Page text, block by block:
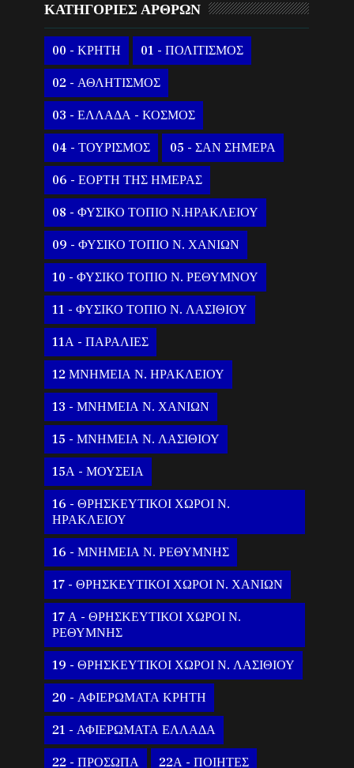
ΚΑΤΗΓΟΡΙΕΣ ΑΡΘΡΩΝ
00 - ΚΡΗΤΗ 01 - ΠΟΛΙΤΙΣΜΟΣ
02 - ΑΘΛΗΤΙΣΜΟΣ
03 - ΕΛΛΑΔΑ - ΚΟΣΜΟΣ
04 - ΤΟΥΡΙΣΜΟΣ 05 - ΣΑΝ ΣΗΜΕΡΑ
06 - ΕΟΡΤΗ ΤΗΣ ΗΜΕΡΑΣ
08 - ΦΥΣΙΚΟ ΤΟΠΙΟ Ν.ΗΡΑΚΛΕΙΟΥ
09 - ΦΥΣΙΚΟ ΤΟΠΙΟ Ν. ΧΑΝΙΩΝ
10 - ΦΥΣΙΚΟ ΤΟΠΙΟ Ν. ΡΕΘΥΜΝΟΥ
11 - ΦΥΣΙΚΟ ΤΟΠΙΟ Ν. ΛΑΣΙΘΙΟΥ
11Α - ΠΑΡΑΛΙΕΣ
12 ΜΝΗΜΕΙΑ Ν. ΗΡΑΚΛΕΙΟΥ
13 - ΜΝΗΜΕΙΑ Ν. ΧΑΝΙΩΝ
15 - ΜΝΗΜΕΙΑ Ν. ΛΑΣΙΘΙΟΥ
15Α - ΜΟΥΣΕΙΑ
16 - ΘΡΗΣΚΕΥΤΙΚΟΙ ΧΩΡΟΙ Ν.
ΗΡΑΚΛΕΙΟΥ
16 - ΜΝΗΜΕΙΑ Ν. ΡΕΘΥΜΝΗΣ
17 - ΘΡΗΣΚΕΥΤΙΚΟΙ ΧΩΡΟΙ Ν. ΧΑΝΙΩΝ
17 Α - ΘΡΗΣΚΕΥΤΙΚΟΙ ΧΩΡΟΙ Ν.
ΡΕΘΥΜΝΗΣ
19 - ΘΡΗΣΚΕΥΤΙΚΟΙ ΧΩΡΟΙ Ν. ΛΑΣΙΘΙΟΥ
20 - ΑΦΙΕΡΩΜΑΤΑ ΚΡΗΤΗ
21 - ΑΦΙΕΡΩΜΑΤΑ ΕΛΛΑΔΑ
22 - ΠΡΟΣΩΠΑ 22Α - ΠΟΙΗΤΕΣ